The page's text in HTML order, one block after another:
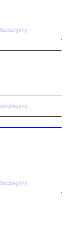
Szczegóły
Szczegóły
Szczegóły